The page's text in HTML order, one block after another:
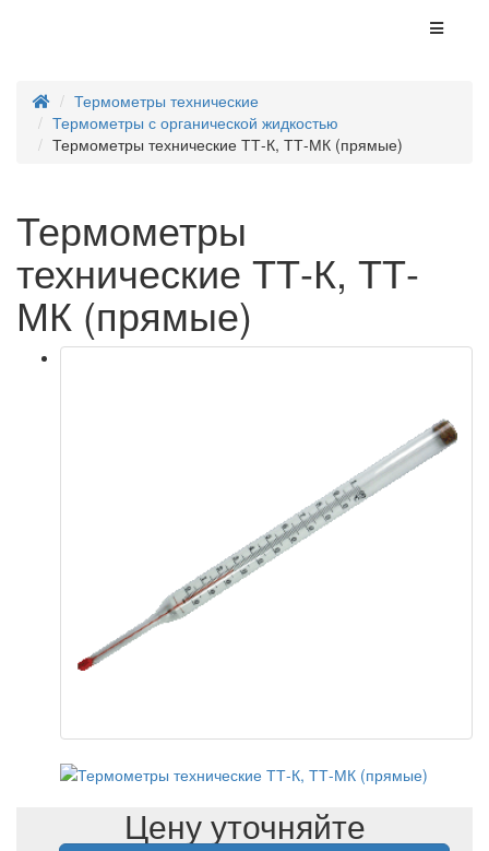
Термометры технические
Термометры с органической жидкостью
Термометры технические ТТ-К, ТТ-МК (прямые)
Термометры
технические ТТ-К, ТТ-
МК (прямые)
Цену уточняйте